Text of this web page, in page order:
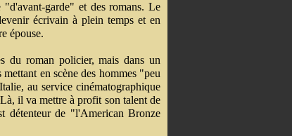
"d'avant-garde" et des romans. Le
écrivain à plein temps et en
épouse.
du roman policier, mais dans un
en scène des hommes "peu
au service cinématographique
il va mettre à profit son talent de
détenteur de "l'American Bronze